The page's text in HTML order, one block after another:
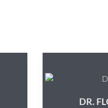
DR.